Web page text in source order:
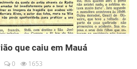
que caiu em Mauá
0 1653